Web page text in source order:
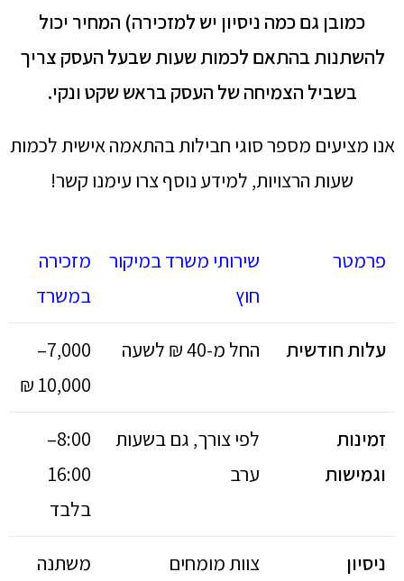
כמובן גם כמה ניסיון יש למזכירה) המחיר יכול
להשתנות בהתאם לכמות שעות שבעל העסק צריך
בשביל הצמיחה של העסק בראש שקט ונקי.
אנו מציעים מספר סוגי חבילות בהתאמה אישית לכמות
שעות הרצויות, למידע נוסף צרו עימנו קשר!
פרמטר
שירותי משרד במיקור
חוץ
מזכירה
במשרד
עלות חודשית החל מ-40 ₪ לשעה
7,000–
10,000 ₪
זמינות
וגמישות
לפי צורך, גם בשעות
ערב
8:00–
16:00
בלבד
ניסיון צוות מומחים משתנה